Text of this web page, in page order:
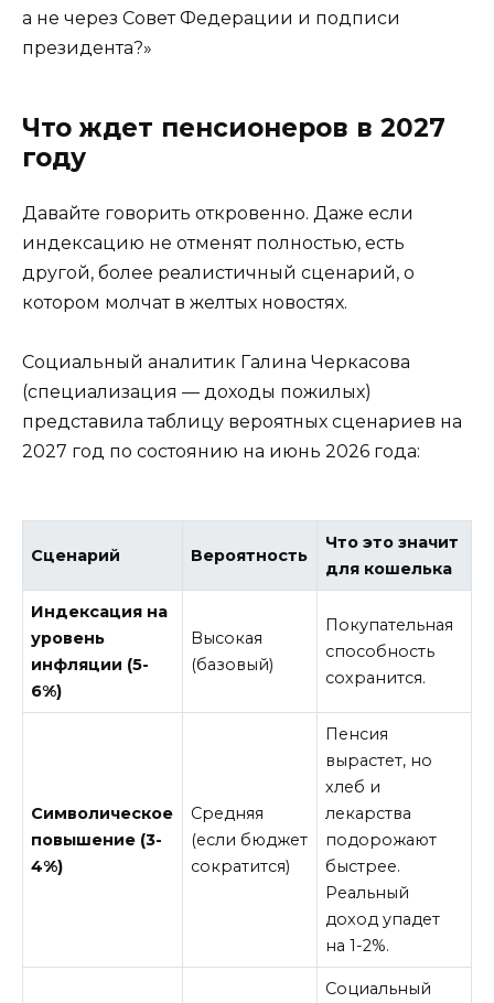
а не через Совет Федерации и подписи
президента?»
Что ждет пенсионеров в 2027
году
Давайте говорить откровенно. Даже если
индексацию не отменят полностью, есть
другой, более реалистичный сценарий, о
котором молчат в желтых новостях.
Социальный аналитик Галина Черкасова
(специализация — доходы пожилых)
представила таблицу вероятных сценариев на
2027 год по состоянию на июнь 2026 года:
Сценарий Вероятность
Что это значит
для кошелька
Индексация на
уровень
инфляции (5-
6%)
Высокая
(базовый)
Покупательная
способность
сохранится.
Символическое
повышение (3-
4%)
Средняя
(если бюджет
сократится)
Пенсия
вырастет, но
хлеб и
лекарства
подорожают
быстрее.
Реальный
доход упадет
на 1-2%.
Социальный